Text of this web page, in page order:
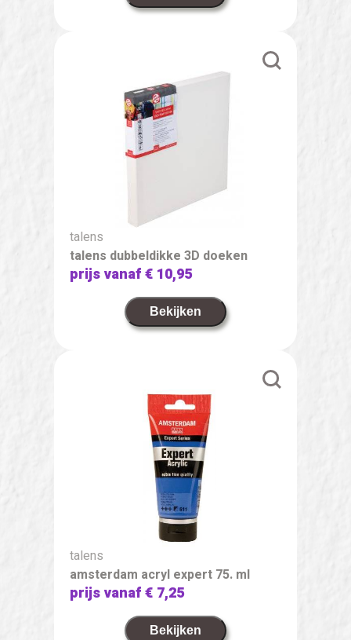
talens
talens dubbeldikke 3D doeken
prijs vanaf€ 10,95
Bekijken
talens
amsterdam acryl expert 75. ml
prijs vanaf€ 7,25
Bekijken